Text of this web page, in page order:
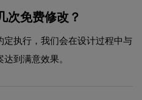
次免费修改？
执行，我们会在设计过程中与
到满意效果。